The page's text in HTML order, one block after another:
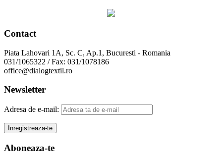
Contact
Piata Lahovari 1A, Sc. C, Ap.1, Bucuresti - Romania
031/1065322 / Fax: 031/1078186
office@dialogtextil.ro
Newsletter
Adresa de e-mail:
Aboneaza-te